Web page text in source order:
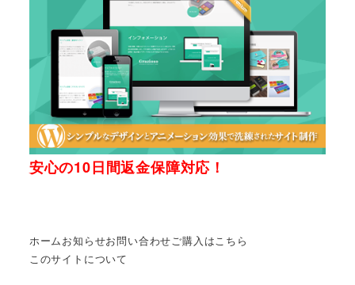
安心の10日間返金保障対応！
ホームお知らせお問い合わせご購入はこちら
このサイトについて